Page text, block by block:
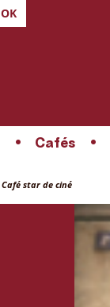
OK
Cafés
Café star de ciné